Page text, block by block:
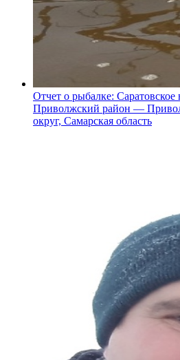
Отчет о рыбалке:
Приволжский район —
округ, Самарская область